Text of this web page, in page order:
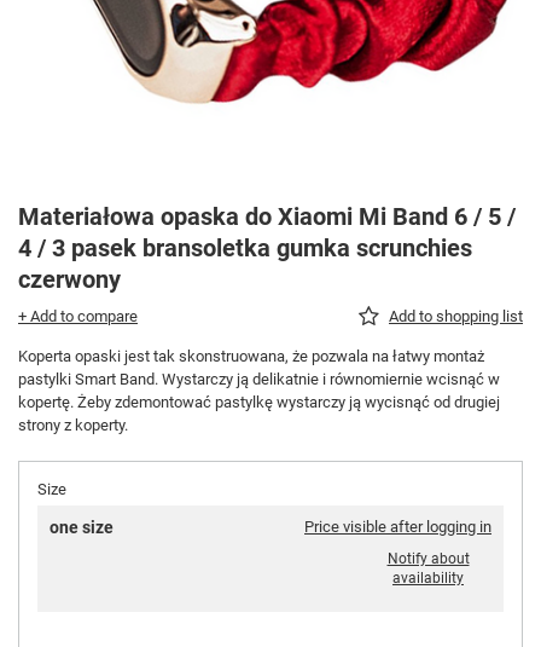
Materiałowa opaska do Xiaomi Mi Band 6 / 5 /
4 / 3 pasek bransoletka gumka scrunchies
czerwony
+ Add to compare Add to shopping list
Koperta opaski jest tak skonstruowana, że pozwala na łatwy montaż
pastylki Smart Band. Wystarczy ją delikatnie i równomiernie wcisnąć w
kopertę. Żeby zdemontować pastylkę wystarczy ją wycisnąć od drugiej
strony z koperty.
Size
one size Price visible after logging in
Notify about
availability